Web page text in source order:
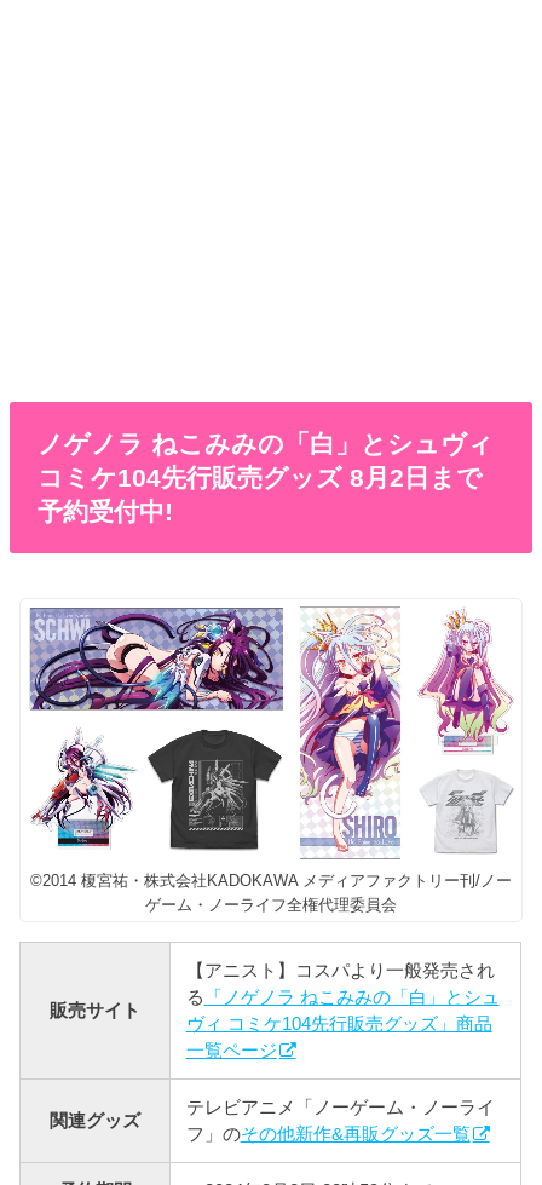
ノゲノラ ねこみみの「白」とシュヴィ
コミケ104先行販売グッズ 8月2日まで
予約受付中!
©2014 榎宮祐・株式会社KADOKAWA メディアファクトリー刊/ノー
ゲーム・ノーライフ全権代理委員会
販売サイト
【アニスト】コスパより一般発売され
る 「ノゲノラ ねこみみの「白」とシュ
ヴィ コミケ104先行販売グッズ」商品
一覧ページ
関連グッズ
テレビアニメ「ノーゲーム・ノーライ
フ」のその他新作&再販グッズ一覧